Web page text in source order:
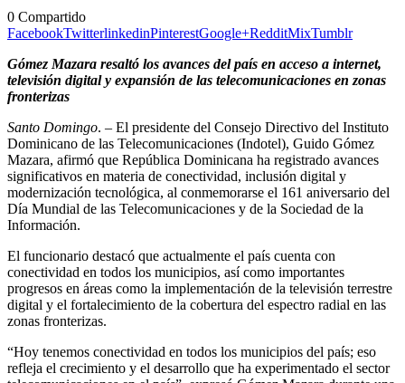
0 Compartido
FacebookTwitterlinkedinPinterestGoogle+RedditMixTumblr
Gómez Mazara resaltó los avances del país en acceso a internet,
televisión digital y expansión de las telecomunicaciones en zonas
fronterizas
Santo Domingo. – El presidente del Consejo Directivo del Instituto
Dominicano de las Telecomunicaciones (Indotel), Guido Gómez
Mazara, afirmó que República Dominicana ha registrado avances
significativos en materia de conectividad, inclusión digital y
modernización tecnológica, al conmemorarse el 161 aniversario del
Día Mundial de las Telecomunicaciones y de la Sociedad de la
Información.
El funcionario destacó que actualmente el país cuenta con
conectividad en todos los municipios, así como importantes
progresos en áreas como la implementación de la televisión terrestre
digital y el fortalecimiento de la cobertura del espectro radial en las
zonas fronterizas.
“Hoy tenemos conectividad en todos los municipios del país; eso
refleja el crecimiento y el desarrollo que ha experimentado el sector